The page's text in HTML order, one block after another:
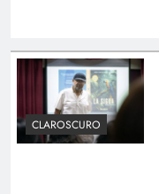
CLAROSCURO